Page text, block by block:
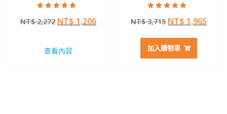
5.00
滿分 5
NT$2,272 原
格：
NT$ 1,206目
查看內容
5.00
滿分 5
NT$3,715 原
價
格：
NT$ 1,965
加入購物車